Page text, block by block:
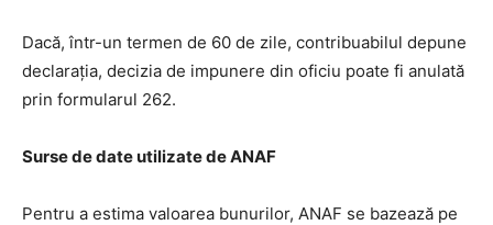
Dacă, într-un termen de 60 de zile, contribuabilul depune
declarația, decizia de impunere din oficiu poate fi anulată
prin formularul 262.
Surse de date utilizate de ANAF
Pentru a estima valoarea bunurilor, ANAF se bazează pe